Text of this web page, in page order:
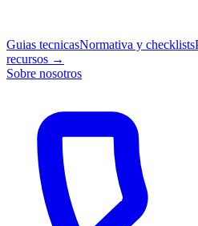
Guias tecnicasNormativa y checklists
recursos →
Sobre nosotros